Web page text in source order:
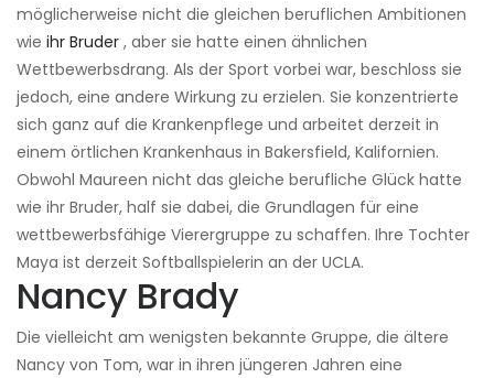
möglicherweise nicht die gleichen beruflichen Ambitionen
wie ihr Bruder , aber sie hatte einen ähnlichen
Wettbewerbsdrang. Als der Sport vorbei war, beschloss sie
jedoch, eine andere Wirkung zu erzielen. Sie konzentrierte
sich ganz auf die Krankenpflege und arbeitet derzeit in
einem örtlichen Krankenhaus in Bakersfield, Kalifornien.
Obwohl Maureen nicht das gleiche berufliche Glück hatte
wie ihr Bruder, half sie dabei, die Grundlagen für eine
wettbewerbsfähige Vierergruppe zu schaffen. Ihre Tochter
Maya ist derzeit Softballspielerin an der UCLA.
Nancy Brady
Die vielleicht am wenigsten bekannte Gruppe, die ältere
Nancy von Tom, war in ihren jüngeren Jahren eine